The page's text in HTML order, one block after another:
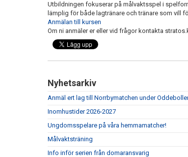
Utbildningen fokuserar på målvaktsspel i
lämplig för både lagtränare och tränare som vill
Anmälan till kursen
Om ni anmäler er eller vid frågor kontakta
Nyhetsarkiv
Anmäl ert lag till Norrbymatchen under
Inomhustider 2026-2027
Ungdomsspelare på våra hemmamatcher!
Målvaktsträning
Info inför serien från domaransvarig